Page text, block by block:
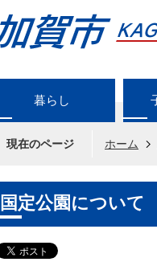
暮らし
現在のページ ホーム
国定公園について